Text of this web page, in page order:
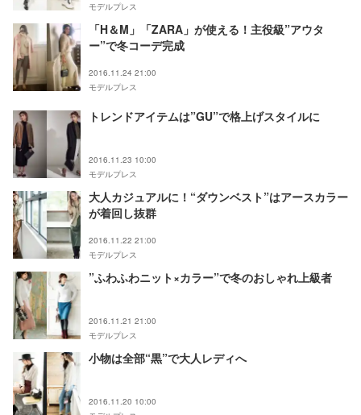
モデルプレス
「H＆M」「ZARA」が使える！主役級”アウタ
ー”で冬コーデ完成
2016.11.24 21:00
モデルプレス
トレンドアイテムは”GU”で格上げスタイルに
2016.11.23 10:00
モデルプレス
大人カジュアルに！“ダウンベスト”はアースカラー
が着回し抜群
2016.11.22 21:00
モデルプレス
”ふわふわニット×カラー”で冬のおしゃれ上級者
2016.11.21 21:00
モデルプレス
小物は全部“黒”で大人レディへ
2016.11.20 10:00